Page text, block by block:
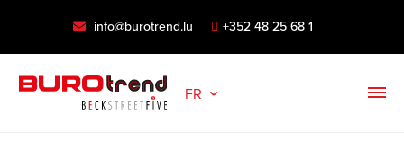
info@burotrend.lu +352 48 25 68 1
FR